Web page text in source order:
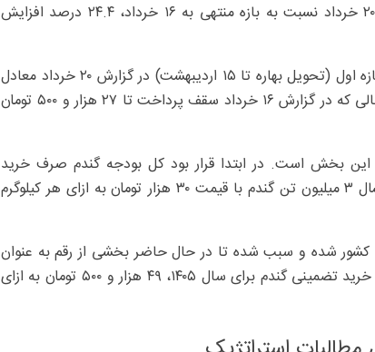
حجم کل مطالبات تسویه‌شده گندم‌کاران از ابتدای سال تا ۲۰ خرداد نسبت به بازه منتهی به ۱۶ خرداد، ۲۴.۴ درصد افزایش
تحلیل داده‌ها نشان می‌دهد مبنای پرداختی به گندم‌کاران بازه اول (تحویل بهاره تا ۱۵ اردیبهشت) در گزارش ۲۰ خرداد معادل
۵۷ درصد مطالبات (به نرخ ۲۷ هزار تومان) ثبت شده، در حالی که در گزارش ۱۶ خرداد سقف پرداخت تا ۲۷ هزار و ۵۰۰ تومان
بخش است. در ابتدا قرار بود کل بودجه گندم صرف خرید
تضمینی گندم از گندم‌کاران شود اما در ماه‌های ابتدایی امسال ۳ میلیون تن گندم با قیمت ۳۰ هزار تومان به ازای هر کیلوگرم
شده و سبب شده تا در حال حاضر بخشی از رقم به عنوان
علی‌الحساب به حساب آنها واریز شود حال آنکه رقم مصوب خرید تضمینی گندم برای سال ۱۴۰۵، ۴۹ هزار و ۵۰۰ تومان به ازای